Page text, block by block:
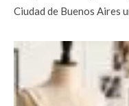
Ciudad de Buenos Aires